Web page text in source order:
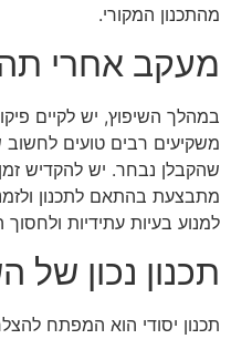
מהתכנון המקורי.
מעקב אחרי
במהלך השיפוץ, יש לקיים
משקיעים רבים טועים
שהקבלן נבחר. יש להקדיש
מתבצעת בהתאם לתכנון
למנוע בעיות עתידיות ולחסוך
תכנון נכון של
תכנון יסודי הוא המפתח